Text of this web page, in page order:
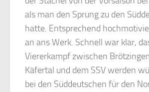
als man den Sprung zu den
hatte. Entsprechend
an ans Werk. Schnell war klar,
Viererkampf zwischen
Käfertal und dem SSV werden
bei den Süddeutschen für den